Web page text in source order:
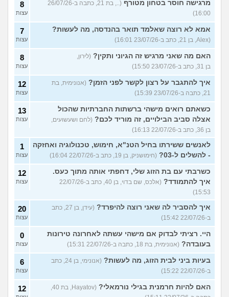
מרגישה חוסר בטחון מטורף
(.., בת 21, כתבה ב-26/07/26
16:00)
8
עצות
אמא לא רוצה שאלמד תואר בהנדסה, מה לעשות?
(Alex, בן 21, כתב ב-23/07/26 16:01)
7
עצות
האם מה שאני מרגיש זה הגיוני ותקין? (לירון,
בן 31, כתב ב-23/07/26 15:50)
8
עצות
איך להתגבר על רצון לקשר לפני הזמן? (אנונימית, בת
21, כתבה ב-23/07/26 15:39)
12
עצות
כשאתם רואים מישהי ברשתות החברתיות שהכול
אצלה סביב הבילויים, זה מוריד לכם? (לחם ושעשועים,
בן 36, כתב ב-22/07/26 16:13)
13
עצות
לאנשים ששירתו בחיל הטנ"א, חימוש, טכנולוגיה ואחזקה
- להשלים ל-03?
(חימושניק, בן 19, כתב ב-22/07/26 16:04)
1
עצות
כשרבתי עם בת הזוג שלי, דחפתי אותה מתוך כעס.
איך להתמודד?
(אלכס, שם בדוי, בן 40, כתב ב-22/07/26
15:53)
12
עצות
איך להסביר לה שאני רוצה להיפרד?
(עידן, בן 27, כתב
ב-22/07/26 15:42)
20
עצות
היי. רציתי לבדוק אם מישהי עשתה לאחרונה טירונות
בעובדה? (אנונימית, בת 18, כתבה ב-22/07/26 15:31)
0
עצות
בעיות ביני לבית הזוג, מה לעשות?
(אנונימי, בן 24, כתב
ב-22/07/26 15:22)
6
עצות
האם להיות חרמנית בגילי נורמאלי?
(Hayatov, בת 40,
12